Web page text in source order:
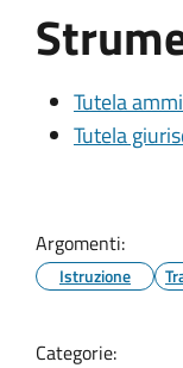
Tutela
Tutela
Argomenti:
Istruzione
Categorie: